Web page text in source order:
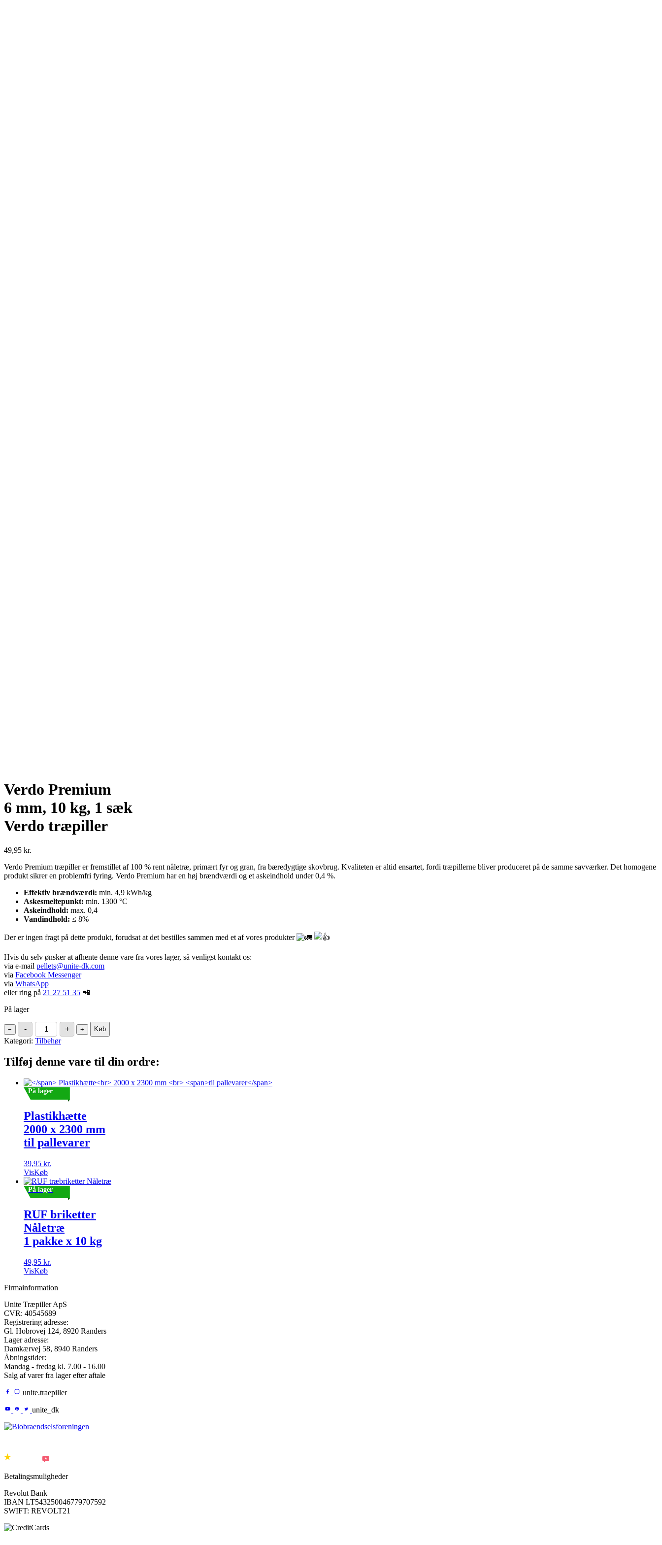
Verdo Premium
6 mm, 10 kg, 1 sæk
Verdo træpiller
49,95 kr.
Verdo Premium træpiller er fremstillet af 100 % rent nåletræ, primært fyr og gran, fra bæredygtige skovbrug. Kvaliteten er altid ensartet, fordi træpillerne bliver produceret på de samme savværker. Det homogene
produkt sikrer en problemfri fyring. Verdo Premium har en høj brændværdi og et askeindhold under 0,4 %.
Effektiv brændværdi: min. 4,9 kWh/kg
Askesmeltepunkt: min. 1300 °C
Askeindhold: max. 0,4
Vandindhold: ≤ 8%
Der er ingen fragt på dette produkt, forudsat at det bestilles sammen med et af vores produkter
Hvis du selv ønsker at afhente denne vare fra vores lager, så venligst kontakt os:
via e-mail pellets@unite-dk.com
via Facebook Messenger
via WhatsApp
eller ring på 21 27 51 35 📲
På lager
− -
Verdo
Premium
6
10
kg,
sæk
Verdo
træpiller
+ + Køb
Kategori: Tilbehør
Tilføj denne vare til din ordre:
På lager
Plastikhætte
2000 x 2300 mm
til pallevarer
39,95 kr.
VisKøb
På lager
RUF briketter
Nåletræ
1 pakke x 10 kg
49,95 kr.
VisKøb
Firmainformation
Unite Træpiller ApS
CVR: 40545689
Registrering adresse:
Gl. Hobrovej 124, 8920 Randers
Lager adresse:
Damkærvej 58, 8940 Randers
Åbningstider:
Mandag - fredag kl. 7.00 - 16.00
Salg af varer fra lager efter aftale
unite.traepiller
unite_dk
Betalingsmuligheder
Revolut Bank
IBAN LT543250046779707592
SWIFT: REVOLT21